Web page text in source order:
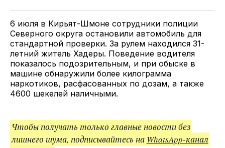
TwitterFacebookTelegramподелитесь
ссылкой
6 июля в Кирьят-Шмоне сотрудники полиции
Северного округа остановили автомобиль для
стандартной проверки. За рулем находился 31-
летний житель Хадеры. Поведение водителя
показалось подозрительным, и при обыске в
машине обнаружили более килограмма
наркотиков, расфасованных по дозам, а также
4600 шекелей наличными.
Чтобы получать только главные новости без
лишнего шума, подписывайтесь на WhatsApp-канал